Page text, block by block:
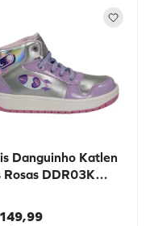
Danguinho Katlen
Rosas DDR03K
149,99